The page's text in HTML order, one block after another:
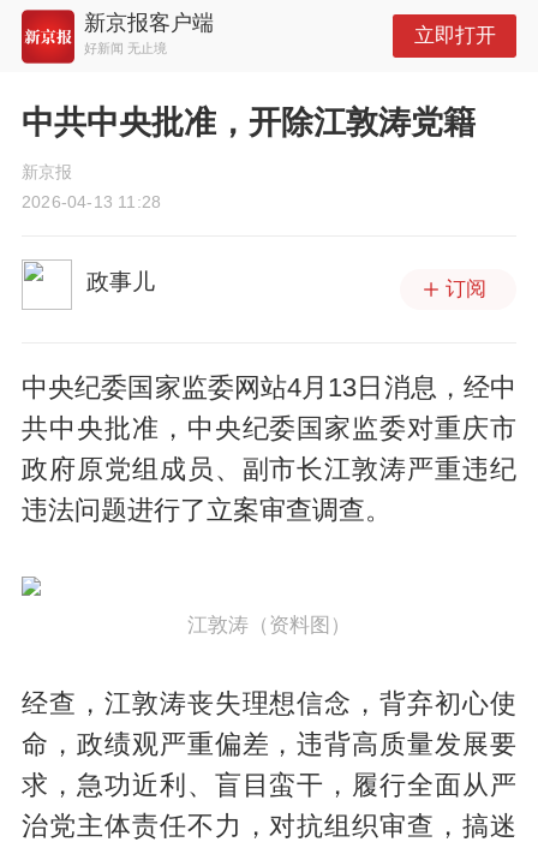
新京报客户端
好新闻 无止境
立即打开
中共中央批准，开除江敦涛党籍
新京报
2026-04-13 11:28
政事儿 订阅
中央纪委国家监委网站4月13日消息，经中
共中央批准，中央纪委国家监委对重庆市
政府原党组成员、副市长江敦涛严重违纪
违法问题进行了立案审查调查。
江敦涛（资料图）
经查，江敦涛丧失理想信念，背弃初心使
命，政绩观严重偏差，违背高质量发展要
求，急功近利、盲目蛮干，履行全面从严
治党主体责任不力，对抗组织审查，搞迷